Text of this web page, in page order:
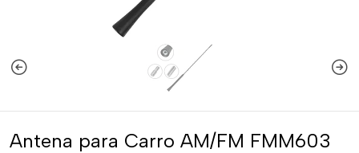
Antena para Carro AM/FM FMM603